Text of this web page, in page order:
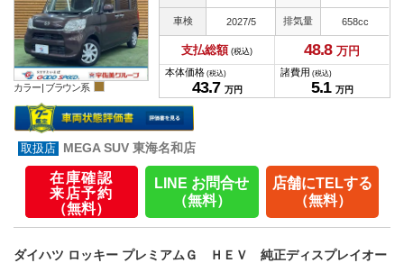
カラー | ブラウン系
車検 2027/5 排気量 658cc
支払総額 (税込) 48.8 万円
本体価格 (税込)
43.7 万円
諸費用 (税込)
5.1 万円
MEGA SUV 東海名和店
在庫確認
来店予約
（無料）
LINE お問合せ
（無料）
店舗にTELする
（無料）
ダイハツ ロッキー プレミアムＧ ＨＥＶ 純正ディスプレイオー